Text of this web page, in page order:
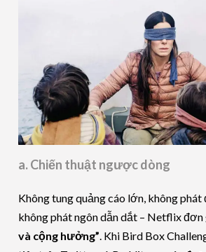
a. Chiến thuật ngược dòng
Không tung quảng cáo lớn, không phát
không phát ngôn dẫn dắt – Netflix đơn
và cộng hưởng” . Khi Bird Box